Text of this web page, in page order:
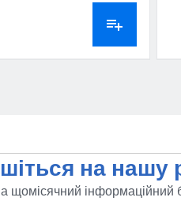
на нашу
щомісячний